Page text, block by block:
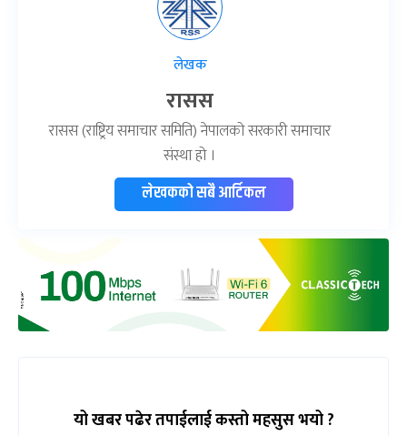
लेखक
रासस
रासस (राष्ट्रिय समाचार समिति) नेपालको सरकारी समाचार
संस्था हो ।
लेखकको सबै आर्टिकल
यो खबर पढेर तपाईलाई कस्तो महसुस भयो ?